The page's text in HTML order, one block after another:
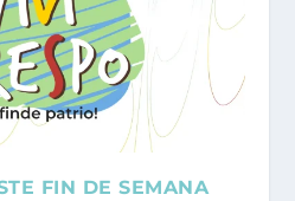
FIN DE SEMANA